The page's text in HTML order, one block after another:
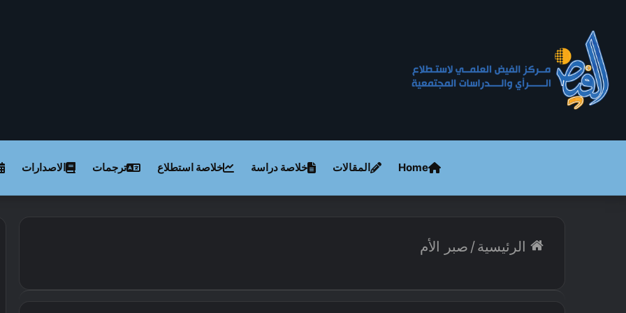
Home المقالات خلاصة دراسة خلاصة استطلاع ترجمات الاصدارات
الرئيسية/ صبر الأم